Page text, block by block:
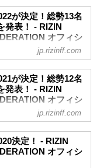
能 162cm 東京都 25歳
タート！
る「RIZINガール
で応援しよう！
任期
年12月31日（予定）
メンバー（集合写真左
」のメンバーが決
でのRIZINガールのコン
「歌」と「ダンス」を
ール2023」。
中から、1・2・3次審
査を通過し、ライブ配
オーディションを通過
13名！
は、9月24日（日）さい
ーナで開催される
グを華麗に彩るR...
が決定！総勢13名
発表！ - RIZIN
オフィシ
」のメンバーが決
ディション、LINE
予選・決勝を勝ち抜
ションで選ばれた計13
2022」として活躍す
は、9月の予定だ！リン
jp.rizinff.com
が決定！総勢12名
発表！ - RIZIN
オフィシ
」のメンバーが決
RIZINガールオーディシ
jp.rizinff.com
決定！ - RIZIN
オフィシ